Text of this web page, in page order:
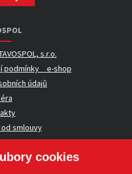
s.r.o.
podmínky _ e-shop
údajů
smlouvy
cookies